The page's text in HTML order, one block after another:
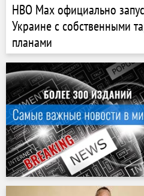
HBO Max официально
Украине с собственными
планами